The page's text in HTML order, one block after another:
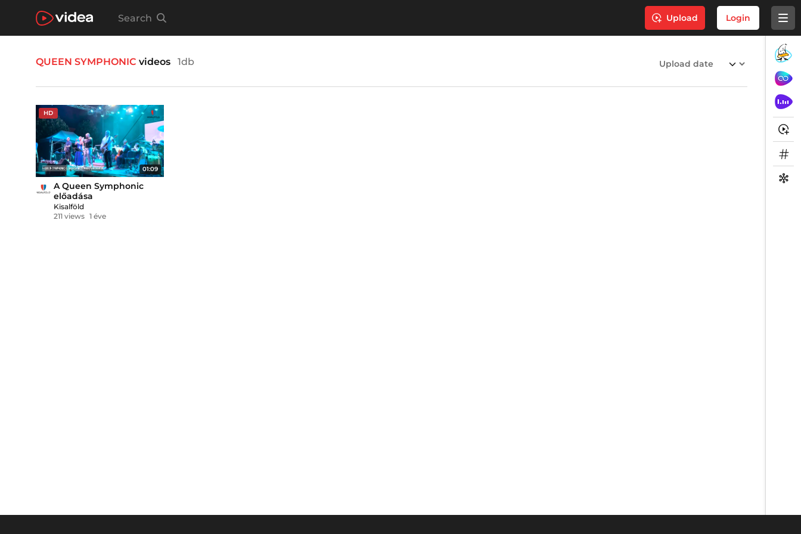
Search Upload Login
QUEEN SYMPHONIC videos 1db
HD
01:09
A Queen Symphonic
előadása
Mosonmagyaróváron
Kisalföld
211 views 1 éve